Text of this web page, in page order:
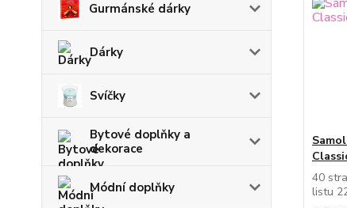
Gurmánské dárky
Dárky
Svíčky
Bytové doplňky a
dekorace
Módní doplňky
40
listu